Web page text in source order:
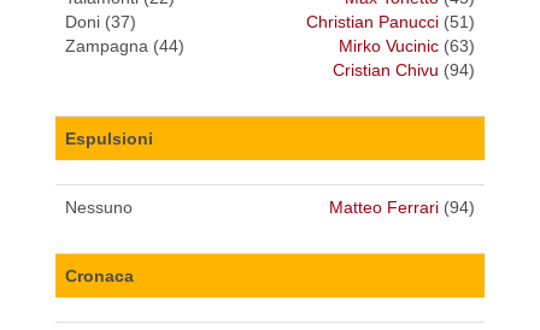
Doni (37)
Zampagna (44)
Christian Panucci (51)
Mirko Vucinic (63)
Cristian Chivu (94)
Espulsioni
Nessuno Matteo Ferrari (94)
Cronaca